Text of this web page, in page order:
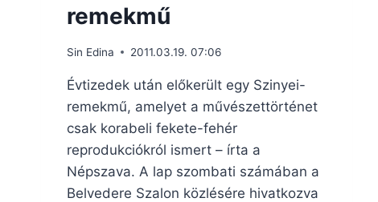
remekmű
Sin Edina 2011.03.19. 07:06
Évtizedek után előkerült egy Szinyei-
remekmű, amelyet a művészettörténet
csak korabeli fekete-fehér
reprodukciókról ismert – írta a
Népszava. A lap szombati számában a
Belvedere Szalon közlésére hivatkozva